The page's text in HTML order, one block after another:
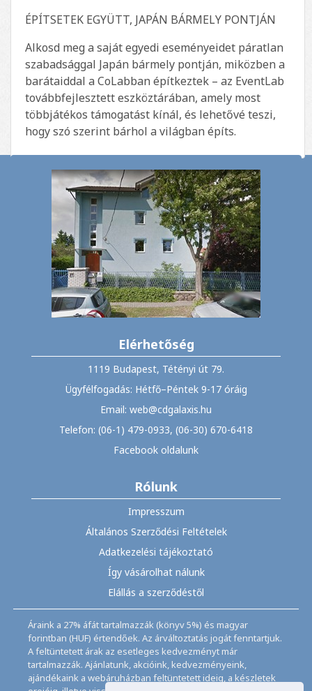
ÉPÍTSETEK EGYÜTT, JAPÁN BÁRMELY PONTJÁN
Alkosd meg a saját egyedi eseményeidet páratlan
szabadsággal Japán bármely pontján, miközben a
barátaiddal a CoLabban építkeztek – az EventLab
továbbfejlesztett eszköztárában, amely most
többjátékos támogatást kínál, és lehetővé teszi,
hogy szó szerint bárhol a világban építs.
Elérhetőség
1119 Budapest, Tétényi út 79.
Ügyfélfogadás: Hétfő–Péntek 9-17 óráig
Email: web@cdgalaxis.hu
Telefon: (06-1) 479-0933, (06-30) 670-6418
Facebook oldalunk
Rólunk
Impresszum
Általános Szerződési Feltételek
Adatkezelési tájékoztató
Így vásárolhat nálunk
Elállás a szerződéstől
Áraink a 27% áfát tartalmazzák (könyv 5%) és magyar
forintban (HUF) értendőek. Az árváltoztatás jogát fenntartjuk.
A feltüntetett árak az esetleges kedvezményt már
tartalmazzák. Ajánlatunk, akcióink, kedvezményeink,
ajándékaink a webáruházban feltüntetett ideig, a készletek